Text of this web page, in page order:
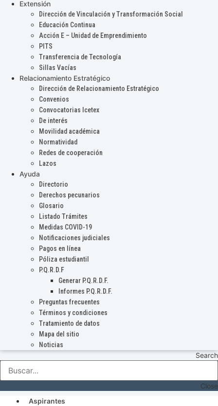
Extensión
Dirección de Vinculación y Transformación Social
Educación Continua
Acción E – Unidad de Emprendimiento
PITS
Transferencia de Tecnología
Sillas Vacías
Relacionamiento Estratégico
Dirección de Relacionamiento Estratégico
Convenios
Convocatorias Icetex
De interés
Movilidad académica
Normatividad
Redes de cooperación
Lazos
Ayuda
Directorio
Derechos pecunarios
Glosario
Listado Trámites
Medidas COVID-19
Notificaciones judiciales
Pagos en línea
Póliza estudiantil
P.Q.R.D.F
Generar P.Q.R.D.F.
Informes P.Q.R.D.F.
Preguntas frecuentes
Términos y condiciones
Tratamiento de datos
Mapa del sitio
Noticias
Search
Close
Aspirantes